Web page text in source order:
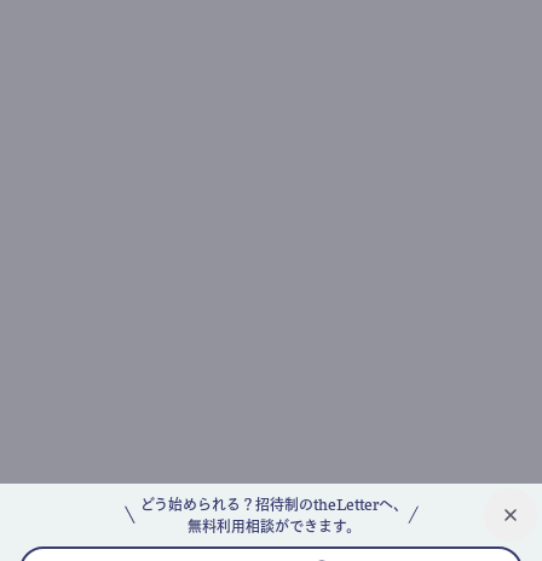
どう始められる？招待制のtheLetterへ、
無料利用相談ができます。